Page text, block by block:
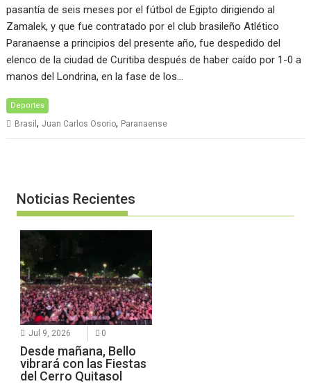
pasantía de seis meses por el fútbol de Egipto dirigiendo al
Zamalek, y que fue contratado por el club brasileño Atlético
Paranaense a principios del presente año, fue despedido del
elenco de la ciudad de Curitiba después de haber caído por 1-0 a
manos del Londrina, en la fase de los…
Deportes
Brasil,Juan Carlos Osorio, Paranaense
Noticias Recientes
Jul 9, 2026 0
Desde mañana, Bello
vibrará con las Fiestas
del Cerro Quitasol